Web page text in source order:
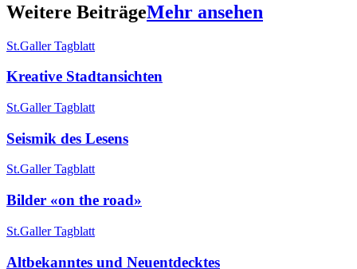
Weitere BeiträgeMehr ansehen
St.Galler Tagblatt
Kreative Stadtansichten
St.Galler Tagblatt
Seismik des Lesens
St.Galler Tagblatt
Bilder «on the road»
St.Galler Tagblatt
Altbekanntes und Neuentdecktes